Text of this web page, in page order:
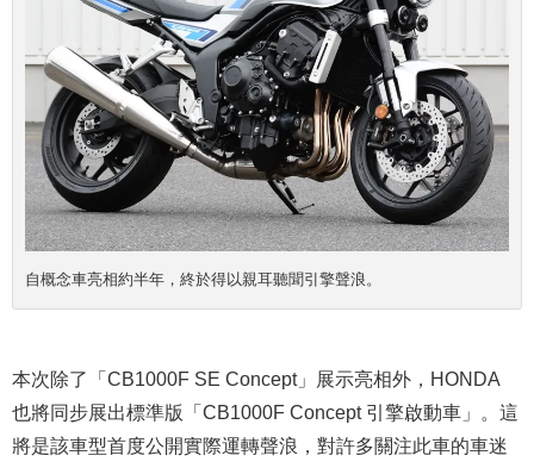
自概念車亮相約半年，終於得以親耳聽聞引擎聲浪。
本次除了「CB1000F SE Concept」展示亮相外，HONDA
也將同步展出標準版「CB1000F Concept 引擎啟動車」。這
將是該車型首度公開實際運轉聲浪，對許多關注此車的車迷